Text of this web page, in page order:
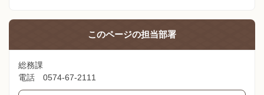
このページの担当部署
総務課
電話 0574-67-2111